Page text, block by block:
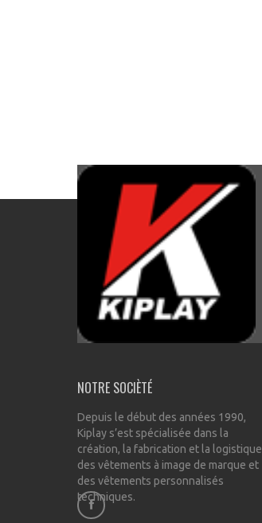
NOTRE SOCIÈTÉ
Depuis le début des années 1990,
Kiplay s’est spécialisée dans la
création, la fabrication et la logistique
des vêtements à image de marque et
des vêtements personnalisés
techniques.